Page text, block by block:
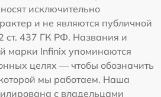
исключительно
и не являются публичной
ст. 437 ГК РФ. Названия и
марки Infinix упоминаются
целях — чтобы обозначить
мы работаем. Наша
с владельцами